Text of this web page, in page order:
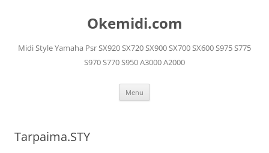
Okemidi.com
Midi Style Yamaha Psr SX920 SX720 SX900 SX700 SX600 S975 S775
S970 S770 S950 A3000 A2000
Menu
Tarpaima.STY